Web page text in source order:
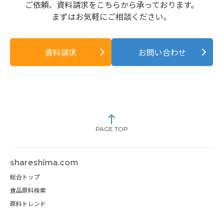
ご依頼、資料請求をこちらから承っております。
まずはお気軽にご相談ください。
資料請求 お問い合わせ
PAGE TOP
shareshima.com
総合トップ
食品原料検索
原料トレンド